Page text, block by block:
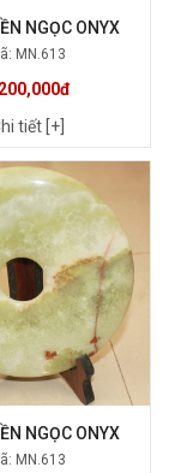
NGỌC ONYX
MN.613
tiết [+]
NGỌC ONYX
MN.613